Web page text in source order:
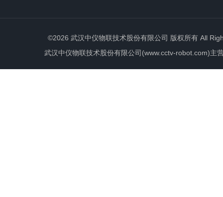
©2026 武汉中仪物联技术股份有限公司 版权所有 All
武汉中仪物联技术股份有限公司(www.cctv-robot.com)主